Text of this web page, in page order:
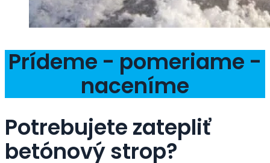
Prídeme - pomeriame -
naceníme
Potrebujete zatepliť
betónový strop?